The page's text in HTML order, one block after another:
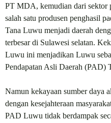
PT MDA, kemudian dari sektor
salah satu produsen penghasil
Tana Luwu menjadi daerah
terbesar di Sulawesi selatan.
Luwu ini menjadikan Luwu
Pendapatan Asli Daerah (PAD)
Namun kekayaan sumber daya
dengan kesejahteraan
PAD Luwu tidak berdampak